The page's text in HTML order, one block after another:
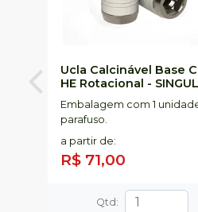
Ucla Calcinável Base
HE Rotacional -
Embalagem com 1 unidade
parafuso.
a partir de:
R$ 71,00
Qtd :